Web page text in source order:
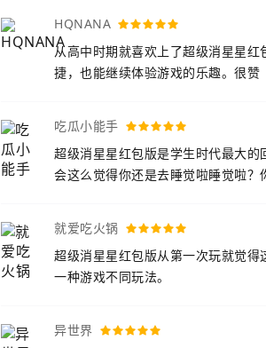
HQNANA
从高中时期就喜欢上了超级消星星
捷，也能继续体验游戏的乐趣。很赞
吃瓜小能手
超级消星星红包版是学生时代最大
会这么觉得你还是去睡觉啦睡觉啦？
就爱吃火锅
超级消星星红包版从第一次玩就觉
一种游戏不同玩法。
异世界